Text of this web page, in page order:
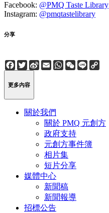
Facebook: @PMQ Taste Library
Instagram: @pmqtastelibrary
分享
Facebook
Twitter
Sina
Weibo
EmailWhatsApp
WeChat
Line
更多內容
關於我們
關於 PMQ 元創方
政府支持
元創方事件簿
相片集
短片分享
媒體中心
新聞稿
新聞報導
招標公告